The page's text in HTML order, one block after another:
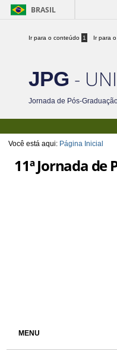
BRASIL
Ir para o conteúdo 1 Ir para
JPG -
Jornada de Pós-
Você está aqui: Página Inicial
11ª Jornada de
MENU